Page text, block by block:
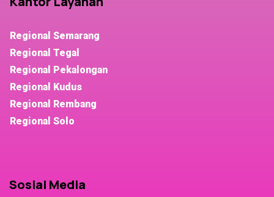
Regional Semarang
Regional Tegal
Regional Pekalongan
Regional Kudus
Regional Rembang
Regional Solo
Sosial Media